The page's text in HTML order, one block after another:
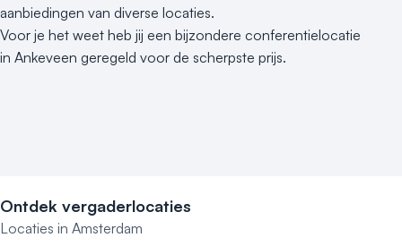
aanbiedingen van diverse locaties.
Voor je het weet heb jij een bijzondere conferentielocatie
in Ankeveen geregeld voor de scherpste prijs.
Ontdek vergaderlocaties
Locaties in Amsterdam